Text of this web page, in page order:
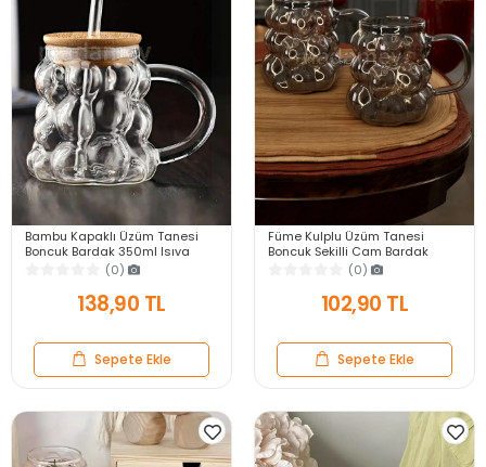
Bambu Kapaklı Üzüm Tanesi
Boncuk Bardak 350ml Isıya
Dayanıklı Cam Pipetli Kahve
Sunum Bardağı
(0)
138,90 TL
Sepete Ekle
Füme Kulplu Üzüm Tanesi
Boncuk Şekilli Cam Bardak
350ml Isıya Dayanıklı Kahve
Sunum Bardağı
(0)
102,90 TL
Sepete Ekle